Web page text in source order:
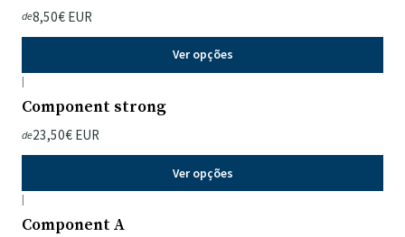
de8,50€ EUR
Ver opções
|
Component strong
de23,50€ EUR
Ver opções
|
Component A